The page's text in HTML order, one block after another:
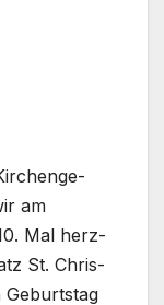
am
Mal herz­
St. Chris­
Geburts­tag